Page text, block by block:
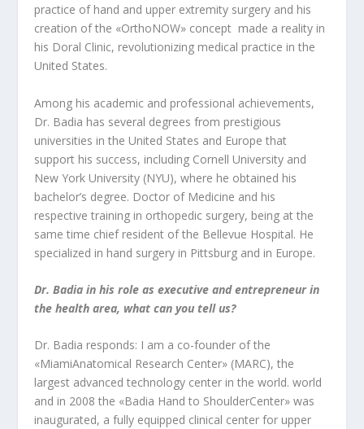
practice of hand and upper extremity surgery and his
creation of the «OrthoNOW» concept made a reality in
his Doral Clinic, revolutionizing medical practice in the
United States.
Among his academic and professional achievements,
Dr. Badia has several degrees from prestigious
universities in the United States and Europe that
support his success, including Cornell University and
New York University (NYU), where he obtained his
bachelor’s degree. Doctor of Medicine and his
respective training in orthopedic surgery, being at the
same time chief resident of the Bellevue Hospital. He
specialized in hand surgery in Pittsburg and in Europe.
Dr. Badia in his role as executive and entrepreneur in
the health area, what can you tell us?
Dr. Badia responds: I am a co-founder of the
«MiamiAnatomical Research Center» (MARC), the
largest advanced technology center in the world. world
and in 2008 the «Badia Hand to ShoulderCenter» was
inaugurated, a fully equipped clinical center for upper